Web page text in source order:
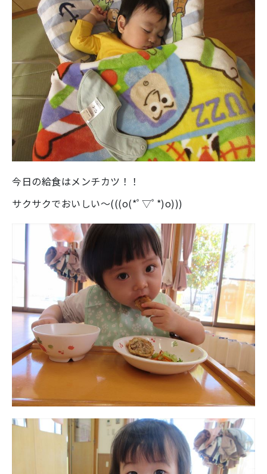
今日の給食はメンチカツ！！
サクサクでおいしい～(((o(*ﾟ▽ﾟ*)o)))